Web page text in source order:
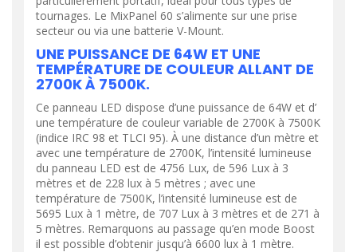
tournages. Le MixPanel 60 s’alimente sur une prise
secteur ou via une batterie V-Mount.
UNE PUISSANCE DE 64W ET UNE
TEMPÉRATURE DE COULEUR ALLANT DE
2700K À 7500K.
Ce panneau LED dispose d’une puissance de 64W et d’
une température de couleur variable de 2700K à 7500K
(indice IRC 98 et TLCI 95). À une distance d’un mètre et
avec une température de 2700K, l’intensité lumineuse
du panneau LED est de 4756 Lux, de 596 Lux à 3
mètres et de 228 lux à 5 mètres ; avec une
température de 7500K, l’intensité lumineuse est de
5695 Lux à 1 mètre, de 707 Lux à 3 mètres et de 271 à
5 mètres. Remarquons au passage qu’en mode Boost
il est possible d’obtenir jusqu’à 6600 lux à 1 mètre.